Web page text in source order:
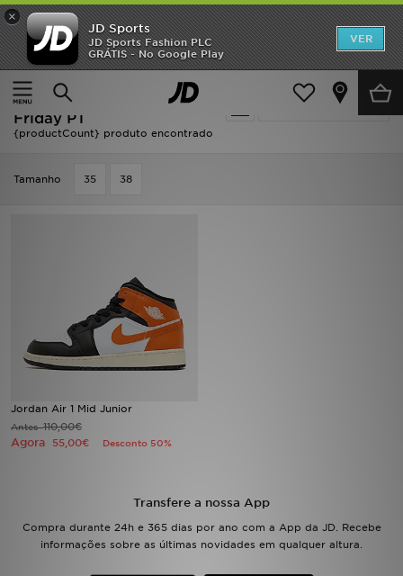
×
JD Sports
JD Sports Fashion PLC
GRÁTIS - No Google Play
VER
Página principal
Oferta | Jordan 1 - Black Friday PT
Actualizar a pesquisa
Oferta | Jordan 1 - Black
Friday PT
{productCount} produto encontrado
Tamanho 35 38
Jordan Air 1 Mid Junior
Antes110,00€
Agora 55,00€ Desconto 50%
Transfere a nossa App
Compra durante 24h e 365 dias por ano com a App da JD. Recebe
informações sobre as últimas novidades em qualquer altura.
INÍCIO
Promoções
NOVIDADES
DESPORTO
FUTEBOL JD
VER MARCAS
LOCALIZADOR DE LOJAS
MY JD